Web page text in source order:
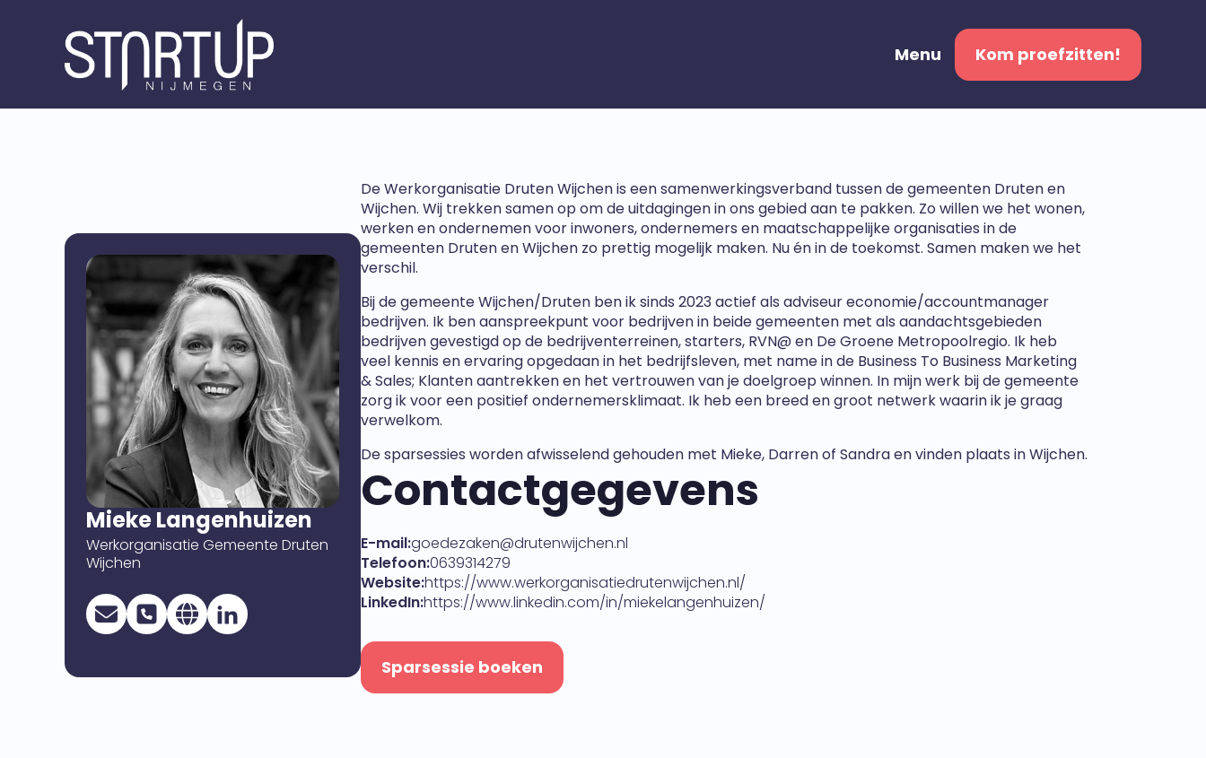
Menu Kom proefzitten!
Mieke Langenhuizen
Werkorganisatie Gemeente Druten
Wijchen
De Werkorganisatie Druten Wijchen is een samenwerkingsverband tussen de gemeenten Druten en
Wijchen. Wij trekken samen op om de uitdagingen in ons gebied aan te pakken. Zo willen we het wonen,
werken en ondernemen voor inwoners, ondernemers en maatschappelijke organisaties in de
gemeenten Druten en Wijchen zo prettig mogelijk maken. Nu én in de toekomst. Samen maken we het
verschil.
Bij de gemeente Wijchen/Druten ben ik sinds 2023 actief als adviseur economie/accountmanager
bedrijven. Ik ben aanspreekpunt voor bedrijven in beide gemeenten met als aandachtsgebieden
bedrijven gevestigd op de bedrijventerreinen, starters, RVN@ en De Groene Metropoolregio. Ik heb
veel kennis en ervaring opgedaan in het bedrijfsleven, met name in de Business To Business Marketing
& Sales; Klanten aantrekken en het vertrouwen van je doelgroep winnen. In mijn werk bij de gemeente
zorg ik voor een positief ondernemersklimaat. Ik heb een breed en groot netwerk waarin ik je graag
verwelkom.
De sparsessies worden afwisselend gehouden met Mieke, Darren of Sandra en vinden plaats in Wijchen.
Contactgegevens
E-mail:goedezaken@drutenwijchen.nl
Telefoon:0639314279
Website:https://www.werkorganisatiedrutenwijchen.nl/
LinkedIn:https://www.linkedin.com/in/miekelangenhuizen/
Sparsessie boeken